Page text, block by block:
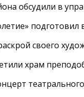
обсудили в
своего
храм